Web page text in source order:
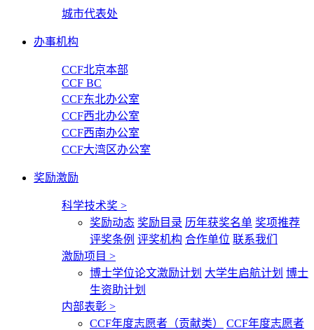
城市代表处
办事机构
CCF北京本部
CCF BC
CCF东北办公室
CCF西北办公室
CCF西南办公室
CCF大湾区办公室
奖励激励
科学技术奖 >
奖励动态 奖励目录 历年获奖名单 奖项推荐
评奖条例 评奖机构 合作单位 联系我们
激励项目 >
博士学位论文激励计划 大学生启航计划 博士
生资助计划
内部表彰 >
CCF年度志愿者（贡献类）
CCF年度志愿者